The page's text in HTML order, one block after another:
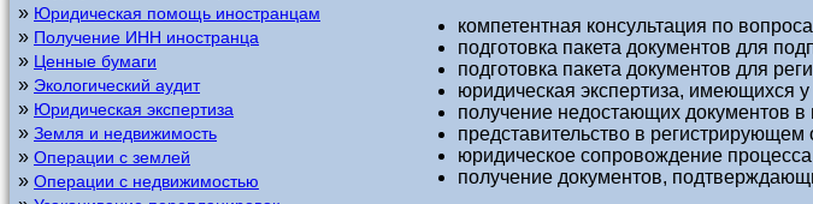
» Юридическая помощь иностранцам
» Получение ИНН иностранца
» Ценные бумаги
» Экологический аудит
» Юридическая экспертиза
» Земля и недвижимость
» Операции с землей
» Операции с недвижимостью
компетентная консультация по
подготовка пакета документов для
подготовка пакета документов для
юридическая экспертиза, имеющихся
получение недостающих документов в
представительство в регистрирующем
юридическое сопровождение
получение документов,